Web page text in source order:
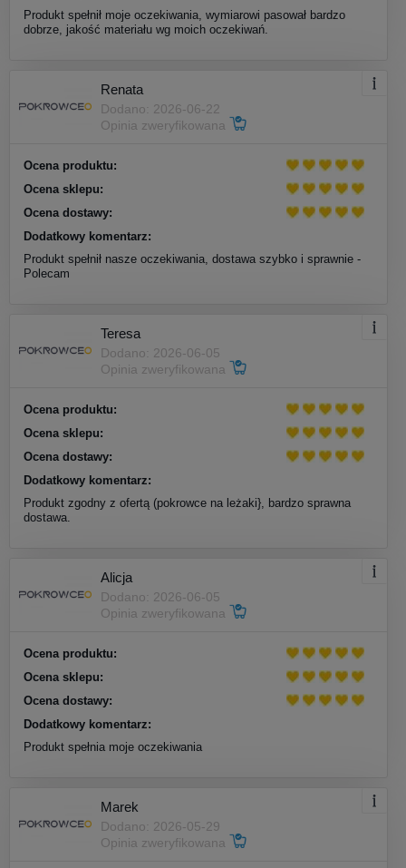
Produkt spełnił moje oczekiwania, wymiarowi pasował bardzo
dobrze, jakość materiału wg moich oczekiwań.
Renata
Dodano: 2026-06-22
Opinia zweryfikowana
Ocena produktu:
Ocena sklepu:
Ocena dostawy:
Dodatkowy komentarz:
Produkt spełnił nasze oczekiwania, dostawa szybko i sprawnie -
Polecam
Teresa
Dodano: 2026-06-05
Opinia zweryfikowana
Ocena produktu:
Ocena sklepu:
Ocena dostawy:
Dodatkowy komentarz:
Produkt zgodny z ofertą (pokrowce na leżaki}, bardzo sprawna
dostawa.
Alicja
Dodano: 2026-06-05
Opinia zweryfikowana
Ocena produktu:
Ocena sklepu:
Ocena dostawy:
Dodatkowy komentarz:
Produkt spełnia moje oczekiwania
Marek
Dodano: 2026-05-29
Opinia zweryfikowana